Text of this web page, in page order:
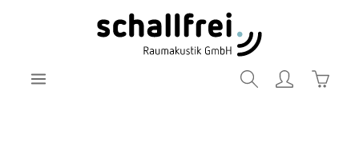
Zum Hauptinhalt springen